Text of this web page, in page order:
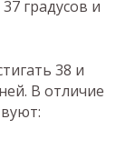
градусов и
38 и
В отличие